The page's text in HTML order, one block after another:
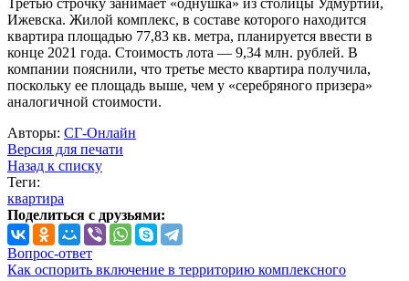
Третью строчку занимает «однушка» из столицы Удмуртии,
Ижевска. Жилой комплекс, в составе которого находится
квартира площадью 77,83 кв. метра, планируется ввести в
конце 2021 года. Стоимость лота — 9,34 млн. рублей. В
компании пояснили, что третье место квартира получила,
поскольку ее площадь выше, чем у «серебряного призера»
аналогичной стоимости.
Авторы: СГ-Онлайн
Версия для печати
Назад к списку
Теги:
квартира
Поделиться с друзьями:
Вопрос-ответ
Как оспорить включение в территорию комплексного